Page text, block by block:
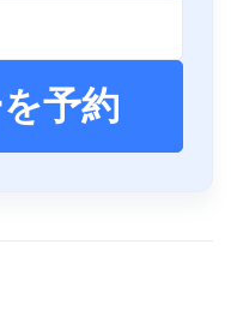
予約